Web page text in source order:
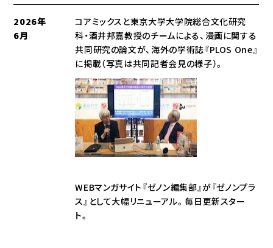
2026年
6月
コアミックスと東京大学大学院総合文化研究
科・酒井邦嘉教授のチームによる、漫画に関する
共同研究の論文が、海外の学術誌『PLOS One』
に掲載（写真は共同記者会見の様子）。
WEBマンガサイト『ゼノン編集部』が『ゼノンプラ
ス』として大幅リニューアル。毎日更新スター
ト。